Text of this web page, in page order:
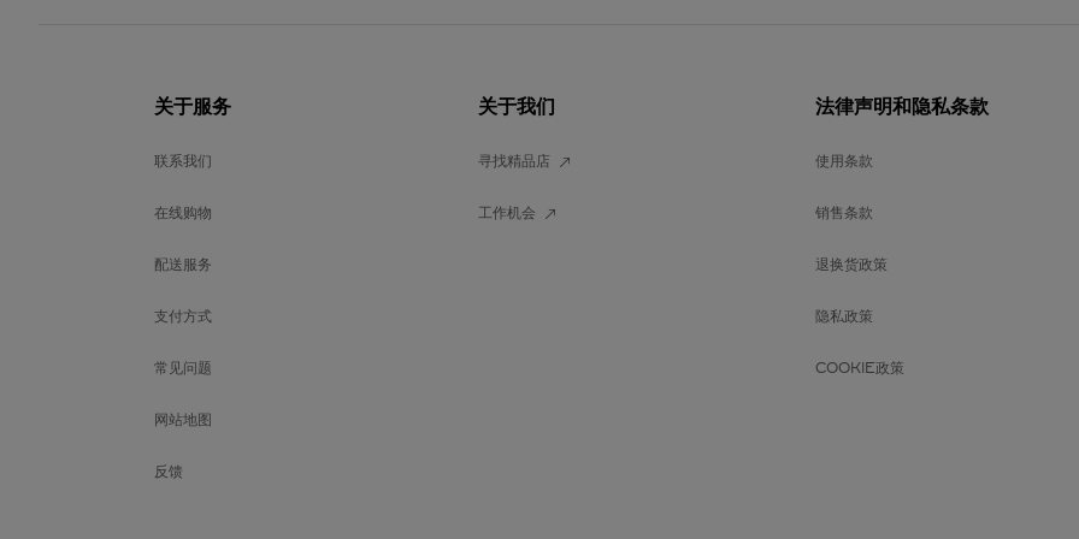
关于服务
联系我们
在线购物
配送服务
支付方式
常见问题
网站地图
反馈
关于我们
寻找精品店
工作机会
法律声明和隐私条款
使用条款
销售条款
退换货政策
隐私政策
COOKIE政策